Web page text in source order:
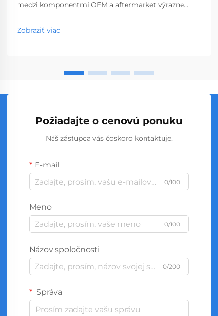
medzi komponentmi OEM a aftermarket výrazne
ziskovosť. Keď ide o presné nástroje, ako sú
skrutkovače, výber správneho dodávateľa...
Zobraziť viac
Požiadajte o cenovú ponuku
Náš zástupca vás čoskoro kontaktuje.
E-mail
0/100
Meno
0/100
Názov spoločnosti
0/200
Správa